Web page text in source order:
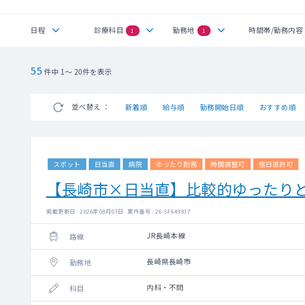
日程 診療科目 1 勤務地 1 時間帯/勤務内容
55 件中 1～ 20件を表示
並べ替え ： 新着順 給与順 勤務開始日順 おすすめ順
スポット 日当直 病院 ゆったり勤務 時間調整可 宿日直許可
【長崎市×日当直】比較的ゆったり
掲載更新日 : 2026年08月07日 案件番号 : 26-SF649937
路線 JR長崎本線
勤務地 長崎県長崎市
科目 内科・不問